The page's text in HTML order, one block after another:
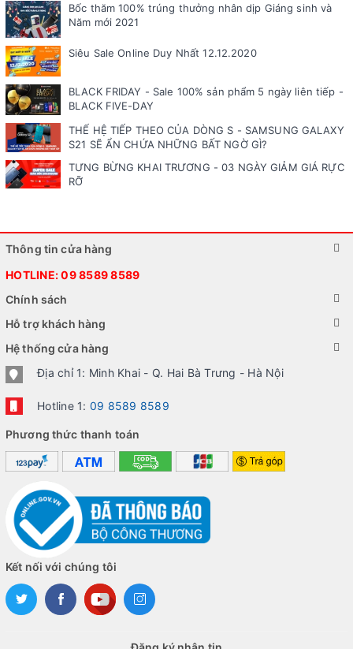
Bốc thăm 100% trúng thưởng nhân dịp Giáng sinh và
Năm mới 2021
Siêu Sale Online Duy Nhất 12.12.2020
BLACK FRIDAY - Sale 100% sản phẩm 5 ngày liên tiếp -
BLACK FIVE-DAY
THẾ HỆ TIẾP THEO CỦA DÒNG S - SAMSUNG GALAXY
S21 SẼ ẨN CHỨA NHỮNG BẤT NGỜ GÌ?
TƯNG BỪNG KHAI TRƯƠNG - 03 NGÀY GIẢM GIÁ RỰC
RỠ
Thông tin cửa hàng
HOTLINE:09 8589 8589
Chính sách
Hỗ trợ khách hàng
Hệ thống cửa hàng
Địa chỉ 1: Minh Khai - Q. Hai Bà Trưng - Hà Nội
Hotline 1: 09 8589 8589
Phương thức thanh toán
Kết nối với chúng tôi